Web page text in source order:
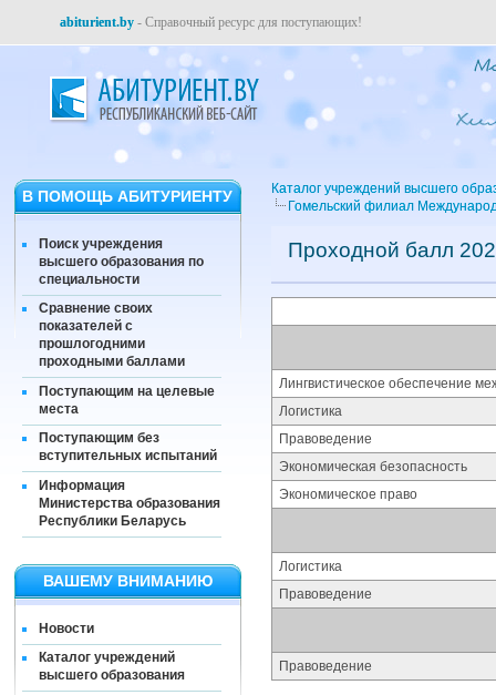
abiturient.by - Справочный ресурс для поступающих!
В ПОМОЩЬ АБИТУРИЕНТУ
Поиск учреждения
высшего образования по
специальности
Сравнение своих
показателей с
прошлогодними
проходными баллами
Поступающим на целевые
места
Поступающим без
вступительных испытаний
Информация
Министерства образования
Республики Беларусь
ВАШЕМУ ВНИМАНИЮ
Новости
Каталог учреждений
высшего образования
Каталог учреждений высшего
Гомельский филиал
Проходной балл
Лингвистическое обеспечение
Логистика
Правоведение
Экономическая безопасность
Экономическое право
Логистика
Правоведение
Правоведение